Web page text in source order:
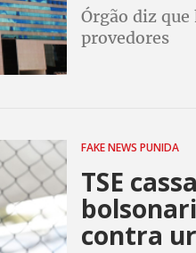
Órgão diz
provedores
FAKE NEWS PUNIDA
TSE
contra